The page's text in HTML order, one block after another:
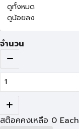
ดูทั้งหมด
ดูน้อยลง
จำนวน
สต๊อคคงเหลือ 0 Each